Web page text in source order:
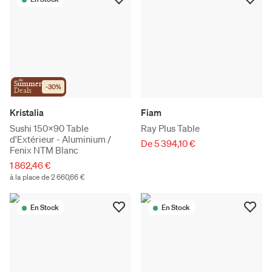
the
Summer
Deals -30%
Kristalia
Sushi 150x90 Table
d'Extérieur - Aluminium /
Fenix ​​​​NTM Blanc
1 862,46 €
à la place de 2 660,66 €
Fiam
Ray Plus Table
De 5 394,10 €
En Stock En Stock